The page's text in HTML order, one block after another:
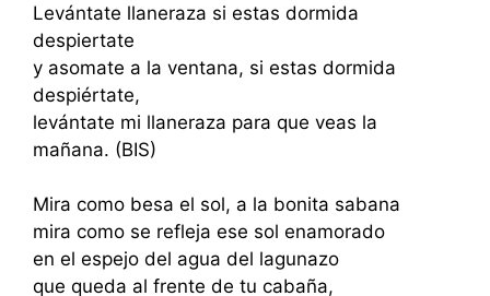
Levántate llaneraza si estas dormida
despiertate
y asomate a la ventana, si estas dormida
despiértate,
levántate mi llaneraza para que veas la
mañana. (BIS)
Mira como besa el sol, a la bonita sabana
mira como se refleja ese sol enamorado
en el espejo del agua del lagunazo
que queda al frente de tu cabaña,